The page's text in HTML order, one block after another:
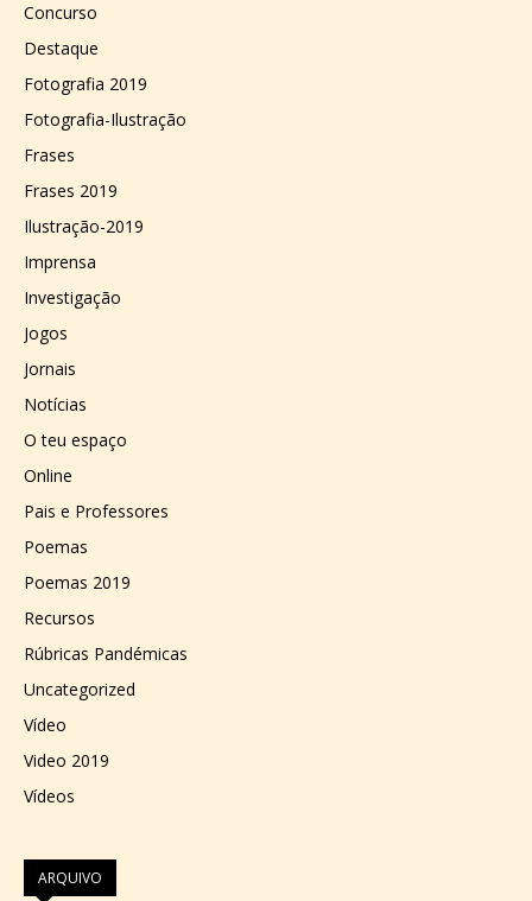
Concurso
Destaque
Fotografia 2019
Fotografia-Ilustração
Frases
Frases 2019
Ilustração-2019
Imprensa
Investigação
Jogos
Jornais
Notícias
O teu espaço
Online
Pais e Professores
Poemas
Poemas 2019
Recursos
Rúbricas Pandémicas
Uncategorized
Vídeo
Video 2019
Vídeos
ARQUIVO